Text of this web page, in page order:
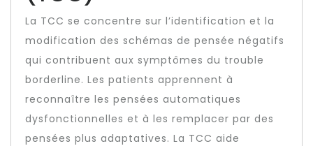
La TCC se concentre sur l’identification et la
modification des schémas de pensée négatifs
qui contribuent aux symptômes du trouble
borderline. Les patients apprennent à
reconnaître les pensées automatiques
dysfonctionnelles et à les remplacer par des
pensées plus adaptatives. La TCC aide